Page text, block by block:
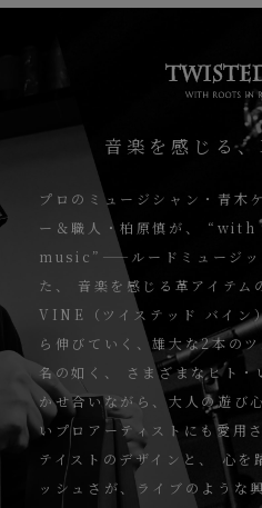
音楽を感じる
プロのミュージシャン・青木
ー＆職人・柏原慎が、
music”——ルードミュージッ
た、
音楽を感じる革アイテ
VINE（ツイステッド バイン
ら伸びていく、雄大な2本の
名の如く、
さまざまなヒト
かせ合いながら、大人の遊び
いプロアーティストにも愛用
テイストのデザインと、
心を
ッシュさが、ライブのような